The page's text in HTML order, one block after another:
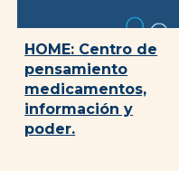
HOME: Centro de
pensamiento
medicamentos,
información y
poder.